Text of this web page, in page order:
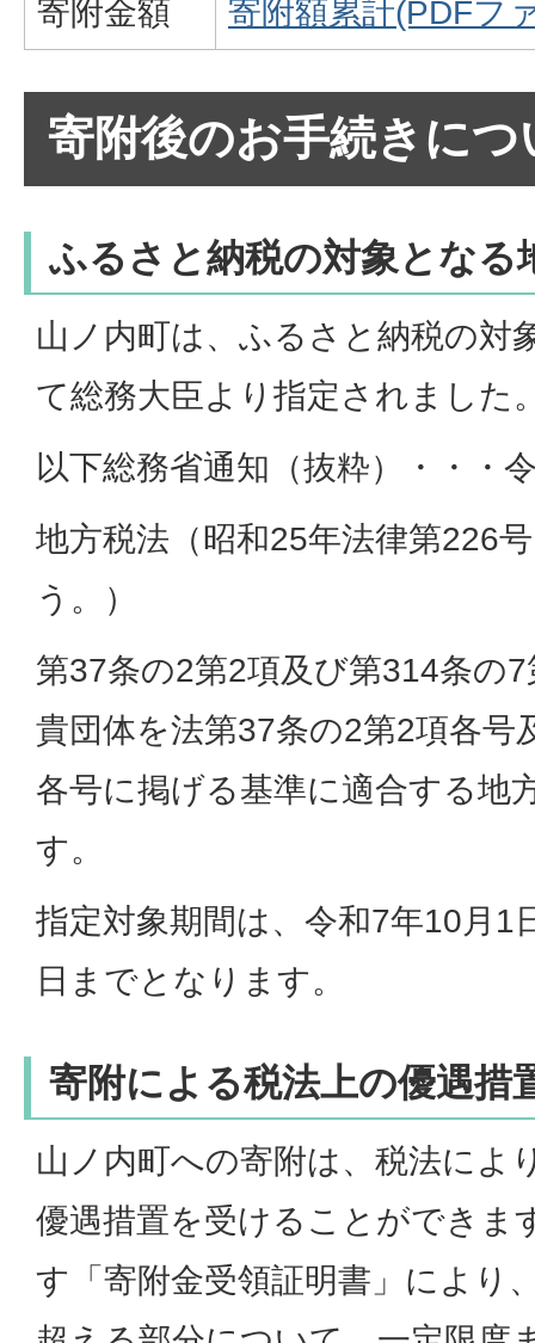
寄附金額
寄附額累計(PDFフ
寄附後のお手続きにつ
ふるさと納税の対象となる
山ノ内町は、ふるさと納税の対
て総務大臣より指定されました
以下総務省通知（抜粋）・・・
地方税法（昭和25年法律第226
う。）
第37条の2第2項及び第314条の
貴団体を法第37条の2第2項各号
各号に掲げる基準に適合する地
す。
指定対象期間は、令和7年10月1
日までとなります。
寄附による税法上の優遇措
山ノ内町への寄附は、税法によ
優遇措置を受けることができま
す「寄附金受領証明書」により